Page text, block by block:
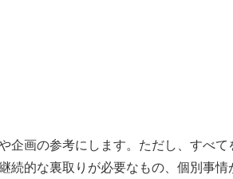
企画の参考にします。ただし、すべ
続的な裏取りが必要なもの、個別事